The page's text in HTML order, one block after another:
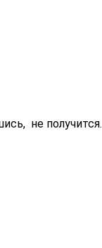
не получится.